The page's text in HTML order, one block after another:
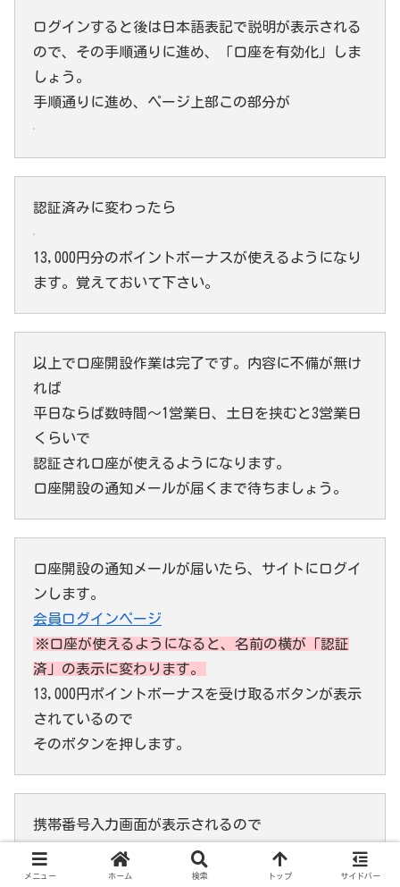
ログインすると後は日本語表記で説明が表示される
ので、その手順通りに進め、「口座を有効化」しま
しょう。
手順通りに進め、ページ上部この部分が
認証済みに変わったら
13,000円分のポイントボーナスが使えるようになり
ます。覚えておいて下さい。
以上で口座開設作業は完了です。内容に不備が無け
れば
平日ならば数時間～1営業日、土日を挟むと3営業日
くらいで
認証され口座が使えるようになります。
口座開設の通知メールが届くまで待ちましょう。
口座開設の通知メールが届いたら、サイトにログイ
ンします。
会員ログインページ
※口座が使えるようになると、名前の横が「認証
済」の表示に変わります。
13,000円ポイントボーナスを受け取るボタンが表示
されているので
そのボタンを押します。
携帯番号入力画面が表示されるので
携帯番号を入力しボタンを押します。
メニュー ホーム 検索 トップ サイドバー